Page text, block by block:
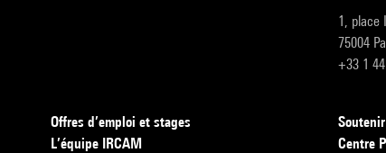
1, place
75004
+33 1
Offres d’emploi et stages
L’équipe IRCAM
Centre